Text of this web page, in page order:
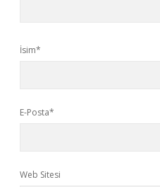
İsim*
E-Posta*
Web Sitesi